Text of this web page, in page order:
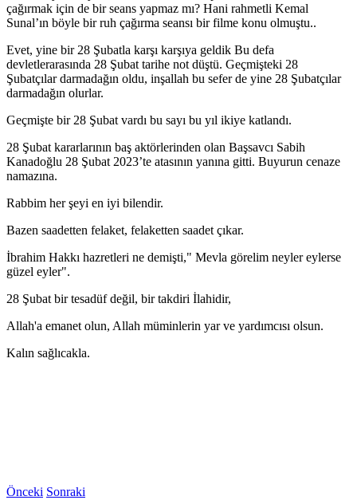
çağırmak için de bir seans yapmaz mı? Hani rahmetli Kemal
Sunal’ın böyle bir ruh çağırma seansı bir filme konu olmuştu..
Evet, yine bir 28 Şubatla karşı karşıya geldik Bu defa
devletlerarasında 28 Şubat tarihe not düştü. Geçmişteki 28
Şubatçılar darmadağın oldu, inşallah bu sefer de yine 28 Şubatçılar
darmadağın olurlar.
Geçmişte bir 28 Şubat vardı bu sayı bu yıl ikiye katlandı.
28 Şubat kararlarının baş aktörlerinden olan Başsavcı Sabih
Kanadoğlu 28 Şubat 2023’te atasının yanına gitti. Buyurun cenaze
namazına.
Rabbim her şeyi en iyi bilendir.
Bazen saadetten felaket, felaketten saadet çıkar.
İbrahim Hakkı hazretleri ne demişti," Mevla görelim neyler eylerse
güzel eyler".
28 Şubat bir tesadüf değil, bir takdiri İlahidir,
Allah'a emanet olun, Allah müminlerin yar ve yardımcısı olsun.
Kalın sağlıcakla.
Önceki Sonraki